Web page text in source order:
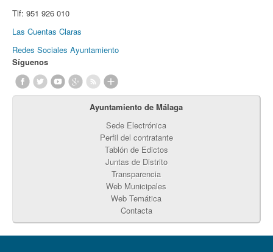
Tlf: 951 926 010
Las Cuentas Claras
Redes Sociales Ayuntamiento
Síguenos
Ayuntamiento de Málaga
Sede Electrónica
Perfil del contratante
Tablón de Edictos
Juntas de Distrito
Transparencia
Web Municipales
Web Temática
Contacta